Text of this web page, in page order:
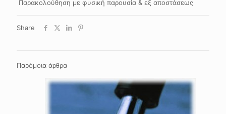
Παρακολούθηση με φυσική παρουσία & εξ αποστάσεως
Share
Παρόμοια άρθρα